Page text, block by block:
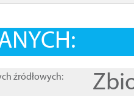
źródłowych: